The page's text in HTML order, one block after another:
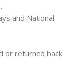
and National
or returned back